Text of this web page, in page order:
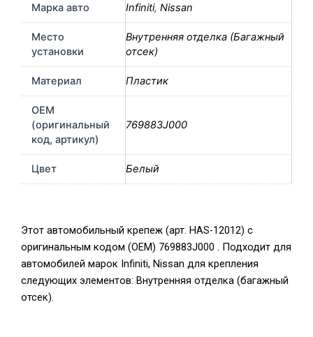
Марка авто Infiniti, Nissan
Место
установки
Внутренняя отделка (Багажный
отсек)
Материал Пластик
OEM
(оригинальный
код, артикул)
769883J000
Цвет Белый
Этот автомобильный крепеж (арт. HAS-12012) с
оригинальным кодом (OEM) 769883J000 . Подходит для
автомобилей марок Infiniti, Nissan для крепления
следующих элементов: Внутренняя отделка (багажный
отсек).